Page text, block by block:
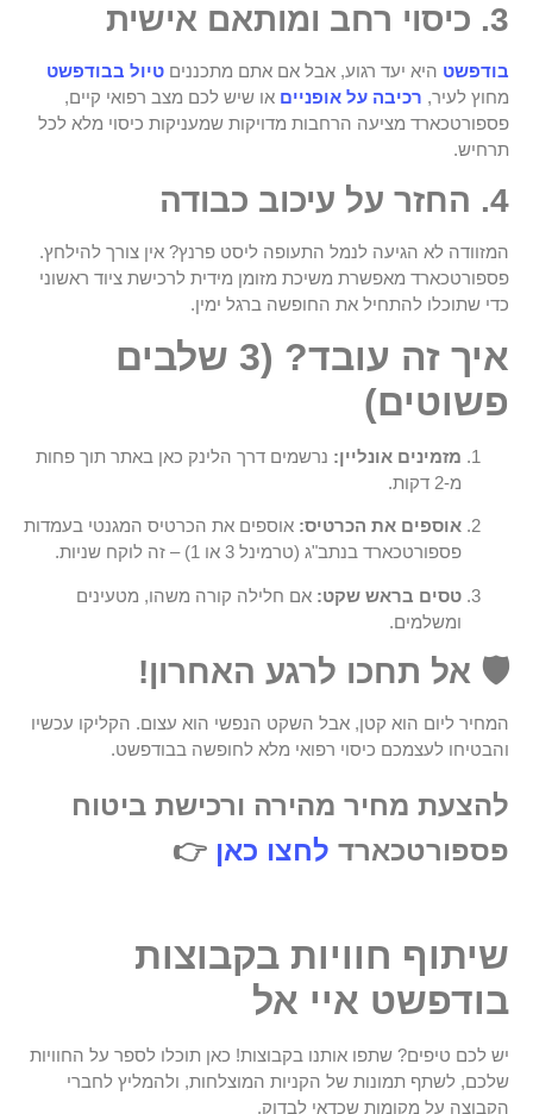
3. כיסוי רחב ומותאם אישית
בודפשט היא יעד רגוע, אבל אם אתם מתכננים טיול בבודפשט
מחוץ לעיר, רכיבה על אופניים או שיש לכם מצב רפואי קיים,
פספורטכארד מציעה הרחבות מדויקות שמעניקות כיסוי מלא לכל
תרחיש.
4. החזר על עיכוב כבודה
המזוודה לא הגיעה לנמל התעופה ליסט פרנץ? אין צורך להילחץ.
פספורטכארד מאפשרת משיכת מזומן מידית לרכישת ציוד ראשוני
כדי שתוכלו להתחיל את החופשה ברגל ימין.
איך זה עובד? (3 שלבים
פשוטים)
מזמינים אונליין: נרשמים דרך הלינק כאן באתר תוך פחות
מ-2 דקות.
אוספים את הכרטיס: אוספים את הכרטיס המגנטי בעמדות
פספורטכארד בנתב"ג (טרמינל 3 או 1) – זה לוקח שניות.
טסים בראש שקט: אם חלילה קורה משהו, מטעינים
ומשלמים.
🛡️ אל תחכו לרגע האחרון!
המחיר ליום הוא קטן, אבל השקט הנפשי הוא עצום. הקליקו עכשיו
והבטיחו לעצמכם כיסוי רפואי מלא לחופשה בבודפשט.
להצעת מחיר מהירה ורכישת ביטוח
פספורטכארד לחצו כאן 👉
שיתוף חוויות בקבוצות
בודפשט איי אל
יש לכם טיפים? שתפו אותנו בקבוצות! כאן תוכלו לספר על החוויות
שלכם, לשתף תמונות של הקניות המוצלחות, ולהמליץ לחברי
הקבוצה על מקומות שכדאי לבדוק.